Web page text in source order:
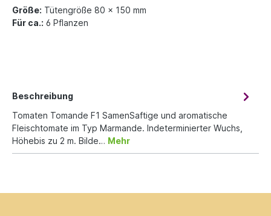
Größe: Tütengröße 80 x 150 mm
Für ca.: 6 Pflanzen
Beschreibung
Tomaten Tomande F1 SamenSaftige und aromatische
Fleischtomate im Typ Marmande. Indeterminierter Wuchs,
Höhebis zu 2 m. Bilde… Mehr